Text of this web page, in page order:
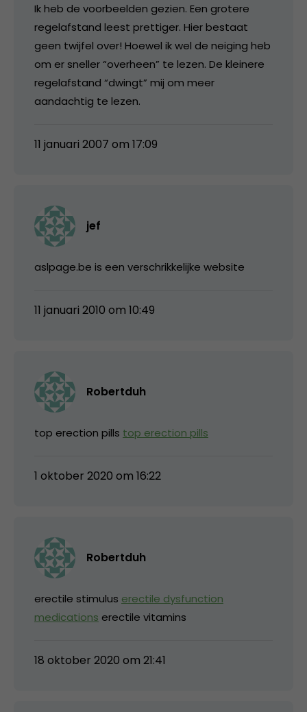
Ik heb de voorbeelden gezien. Een grotere
regelafstand leest prettiger. Hier bestaat
geen twijfel over! Hoewel ik wel de neiging heb
om er sneller “overheen” te lezen. De kleinere
regelafstand “dwingt” mij om meer
aandachtig te lezen.
11 januari 2007 om 17:09
jef
aslpage.be is een verschrikkelijke website
11 januari 2010 om 10:49
Robertduh
top erection pills top erection pills
1 oktober 2020 om 16:22
Robertduh
erectile stimulus erectile dysfunction
medications erectile vitamins
18 oktober 2020 om 21:41